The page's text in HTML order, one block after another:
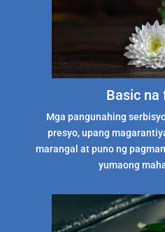
Basic na
Mga pangunahing
presyo, upang
marangal at puno ng
yumaong